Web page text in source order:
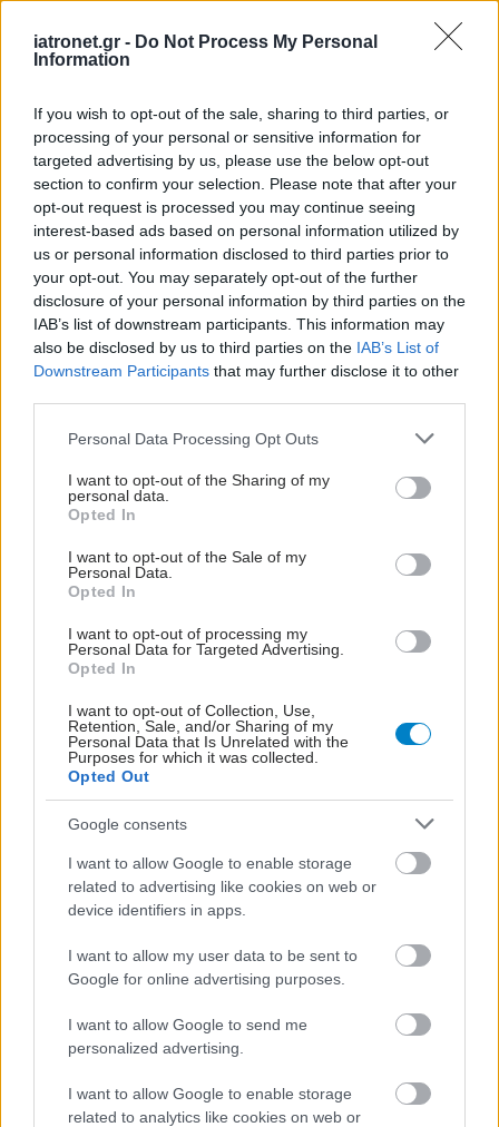
iatronet.gr - Do Not Process My Personal
Information
If you wish to opt-out of the sale, sharing to third parties, or
processing of your personal or sensitive information for
targeted advertising by us, please use the below opt-out
section to confirm your selection. Please note that after your
opt-out request is processed you may continue seeing
interest-based ads based on personal information utilized by
us or personal information disclosed to third parties prior to
your opt-out. You may separately opt-out of the further
disclosure of your personal information by third parties on the
IAB’s list of downstream participants. This information may
also be disclosed by us to third parties on the IAB’s List of
Downstream Participants that may further disclose it to other
Please note that this website/app uses one or more Google
not limited to your visit or usage behaviour. You may click to
grant or deny consent to Google and its third-party tags to
use your data for below specified purposes in below Google
consent section.
Personal Data Processing Opt Outs
I want to opt-out of the Sharing of my
personal data.
Opted In
I want to opt-out of the Sale of my
Personal Data.
Opted In
I want to opt-out of processing my
Personal Data for Targeted Advertising.
Opted In
I want to opt-out of Collection, Use,
Retention, Sale, and/or Sharing of my
Personal Data that Is Unrelated with the
Purposes for which it was collected.
Opted Out
Google consents
I want to allow Google to enable storage
related to advertising like cookies on web or
device identifiers in apps.
I want to allow my user data to be sent to
Google for online advertising purposes.
I want to allow Google to send me
personalized advertising.
I want to allow Google to enable storage
related to analytics like cookies on web or
Επηρεάζουν οι χαμηλές
Στυτική δυσλειτουργία
και γάμος: Ποια
προβλήματα δημιουργεί;
Διατροφή και στυτική
δυσλειτουργία: Υπάρχει
σχέση;
διαφορές;
χειρόφρενο’’ στη
στυτική λειτουργία
ΔΕΙΤΕ ΕΠΙΣΗΣ